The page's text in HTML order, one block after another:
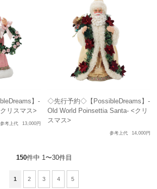
】-
リスマス>
参考上代 13,000円
◇先行予約◇【PossibleDreams】-
Old World Poinsettia Santa- <クリ
スマス>
参考上代 14,000円
150件中 1〜30件目
1 2 3 4 5